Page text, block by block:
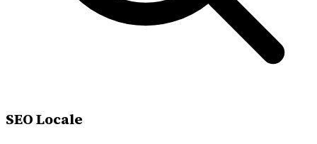
SEO Locale